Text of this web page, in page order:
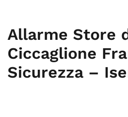
Allarme Store
Ciccaglione
Sicurezza –